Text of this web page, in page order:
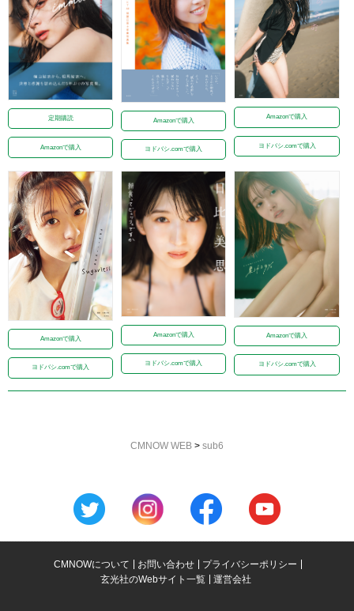
定期購読
Amazonで購入
Amazonで購入
ヨドバシ.comで購入
Amazonで購入
ヨドバシ.comで購入
Amazonで購入
ヨドバシ.comで購入
Amazonで購入
ヨドバシ.comで購入
Amazonで購入
ヨドバシ.comで購入
CMNOW WEB > sub6
CMNOWについて お問い合わせ
プライバシーポリシー
玄光社のWebサイト一覧
運営会社